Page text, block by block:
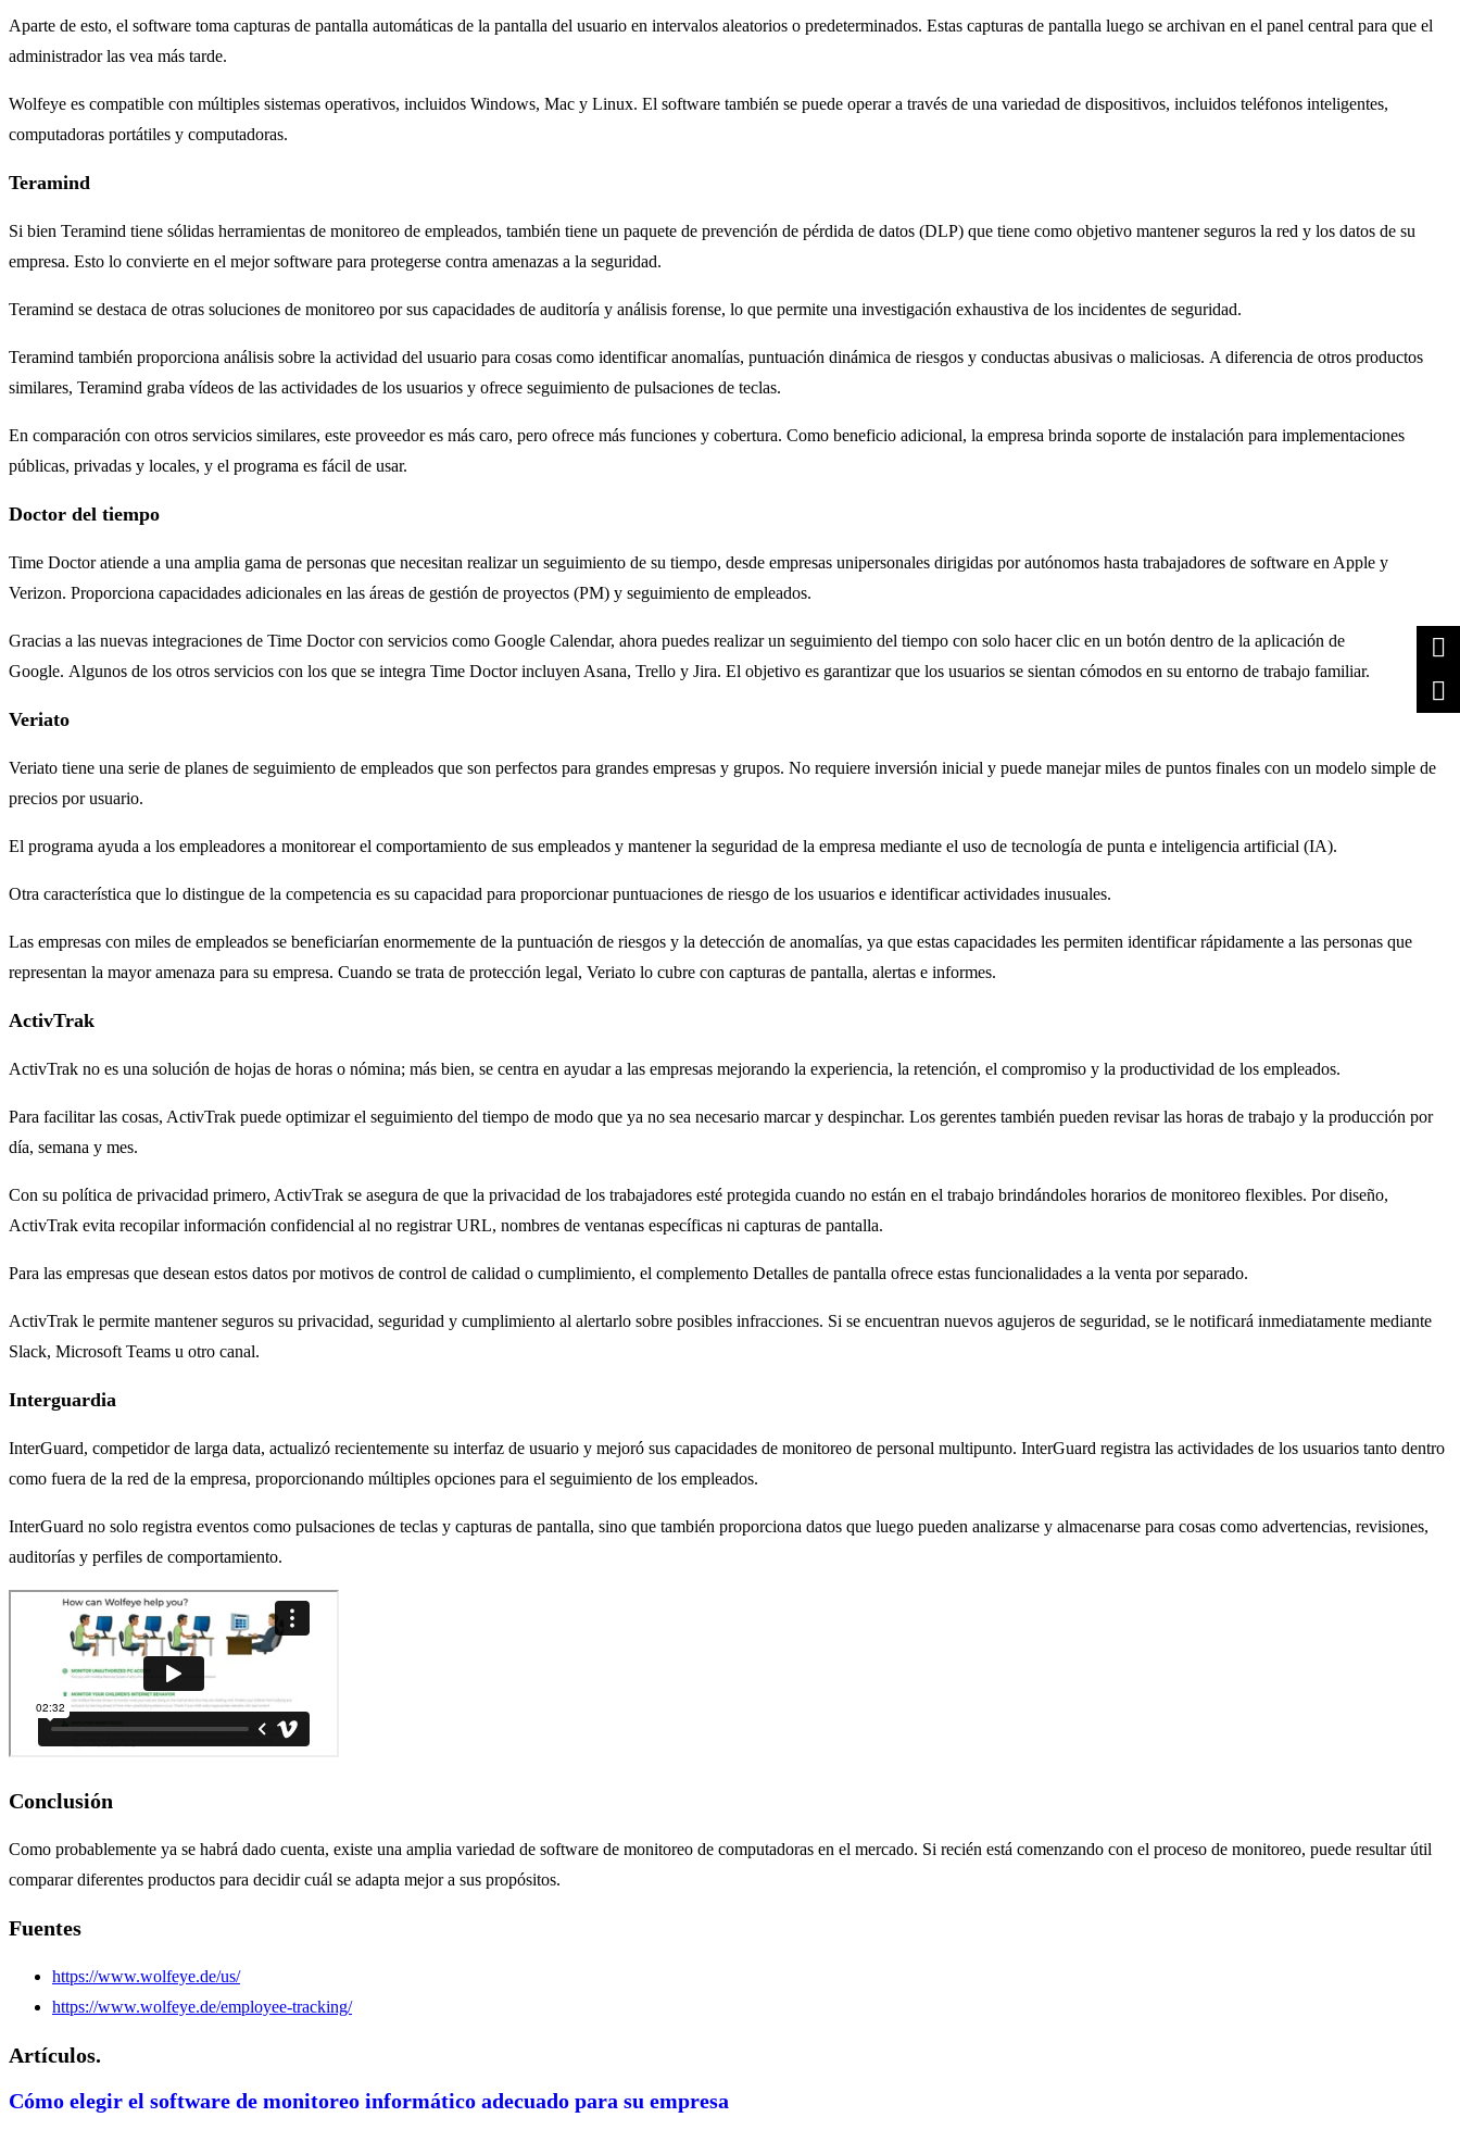
Aparte de esto, el software toma capturas de pantalla automáticas de la pantalla del usuario en intervalos aleatorios o predeterminados. Estas capturas de pantalla luego se archivan en el panel central para que el
administrador las vea más tarde.
Wolfeye es compatible con múltiples sistemas operativos, incluidos Windows, Mac y Linux. El software también se puede operar a través de una variedad de dispositivos, incluidos teléfonos inteligentes,
computadoras portátiles y computadoras.
Teramind
Si bien Teramind tiene sólidas herramientas de monitoreo de empleados, también tiene un paquete de prevención de pérdida de datos (DLP) que tiene como objetivo mantener seguros la red y los datos de su
empresa. Esto lo convierte en el mejor software para protegerse contra amenazas a la seguridad.
Teramind se destaca de otras soluciones de monitoreo por sus capacidades de auditoría y análisis forense, lo que permite una investigación exhaustiva de los incidentes de seguridad.
Teramind también proporciona análisis sobre la actividad del usuario para cosas como identificar anomalías, puntuación dinámica de riesgos y conductas abusivas o maliciosas. A diferencia de otros productos
similares, Teramind graba vídeos de las actividades de los usuarios y ofrece seguimiento de pulsaciones de teclas.
En comparación con otros servicios similares, este proveedor es más caro, pero ofrece más funciones y cobertura. Como beneficio adicional, la empresa brinda soporte de instalación para implementaciones
públicas, privadas y locales, y el programa es fácil de usar.
Doctor del tiempo
Time Doctor atiende a una amplia gama de personas que necesitan realizar un seguimiento de su tiempo, desde empresas unipersonales dirigidas por autónomos hasta trabajadores de software en Apple y
Verizon. Proporciona capacidades adicionales en las áreas de gestión de proyectos (PM) y seguimiento de empleados.
Gracias a las nuevas integraciones de Time Doctor con servicios como Google Calendar, ahora puedes realizar un seguimiento del tiempo con solo hacer clic en un botón dentro de la aplicación de
Google. Algunos de los otros servicios con los que se integra Time Doctor incluyen Asana, Trello y Jira. El objetivo es garantizar que los usuarios se sientan cómodos en su entorno de trabajo familiar.
Veriato
Veriato tiene una serie de planes de seguimiento de empleados que son perfectos para grandes empresas y grupos. No requiere inversión inicial y puede manejar miles de puntos finales con un modelo simple de
precios por usuario.
El programa ayuda a los empleadores a monitorear el comportamiento de sus empleados y mantener la seguridad de la empresa mediante el uso de tecnología de punta e inteligencia artificial (IA).
Otra característica que lo distingue de la competencia es su capacidad para proporcionar puntuaciones de riesgo de los usuarios e identificar actividades inusuales.
Las empresas con miles de empleados se beneficiarían enormemente de la puntuación de riesgos y la detección de anomalías, ya que estas capacidades les permiten identificar rápidamente a las personas que
representan la mayor amenaza para su empresa. Cuando se trata de protección legal, Veriato lo cubre con capturas de pantalla, alertas e informes.
ActivTrak
ActivTrak no es una solución de hojas de horas o nómina; más bien, se centra en ayudar a las empresas mejorando la experiencia, la retención, el compromiso y la productividad de los empleados.
Para facilitar las cosas, ActivTrak puede optimizar el seguimiento del tiempo de modo que ya no sea necesario marcar y despinchar. Los gerentes también pueden revisar las horas de trabajo y la producción por
día, semana y mes.
Con su política de privacidad primero, ActivTrak se asegura de que la privacidad de los trabajadores esté protegida cuando no están en el trabajo brindándoles horarios de monitoreo flexibles. Por diseño,
ActivTrak evita recopilar información confidencial al no registrar URL, nombres de ventanas específicas ni capturas de pantalla.
Para las empresas que desean estos datos por motivos de control de calidad o cumplimiento, el complemento Detalles de pantalla ofrece estas funcionalidades a la venta por separado.
ActivTrak le permite mantener seguros su privacidad, seguridad y cumplimiento al alertarlo sobre posibles infracciones. Si se encuentran nuevos agujeros de seguridad, se le notificará inmediatamente mediante
Slack, Microsoft Teams u otro canal.
Interguardia
InterGuard, competidor de larga data, actualizó recientemente su interfaz de usuario y mejoró sus capacidades de monitoreo de personal multipunto. InterGuard registra las actividades de los usuarios tanto dentro
como fuera de la red de la empresa, proporcionando múltiples opciones para el seguimiento de los empleados.
InterGuard no solo registra eventos como pulsaciones de teclas y capturas de pantalla, sino que también proporciona datos que luego pueden analizarse y almacenarse para cosas como advertencias, revisiones,
auditorías y perfiles de comportamiento.
Conclusión
Como probablemente ya se habrá dado cuenta, existe una amplia variedad de software de monitoreo de computadoras en el mercado. Si recién está comenzando con el proceso de monitoreo, puede resultar útil
comparar diferentes productos para decidir cuál se adapta mejor a sus propósitos.
Fuentes
https://www.wolfeye.de/us/
https://www.wolfeye.de/employee-tracking/
Artículos.
Cómo elegir el software de monitoreo informático adecuado para su empresa